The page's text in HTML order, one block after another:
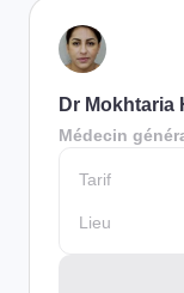
Dr Mokhtaria
Médecin
Tarif
Lieu